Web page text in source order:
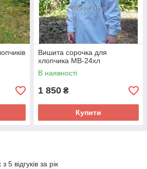
Вишита сорочка для
хлопчика МВ-24хл
В наявності
1 850 ₴
Купити
5 відгуків за рік